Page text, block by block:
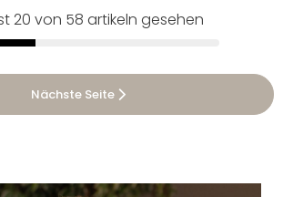
20 von 58 artikeln gesehen
Nächste Seite